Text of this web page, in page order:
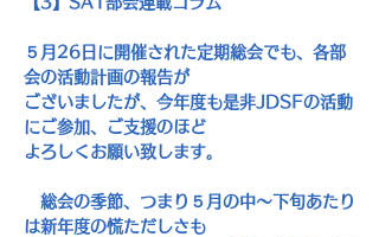
５月 26 日に開催された定期総会でも、各部
会の活動計画の報告が
ございましたが、今年度も是非JDSFの活動
にご参加、ご支援のほど
よろしくお願い致します。
総会の季節、つまり５月の中～下旬あたり
は新年度の慌ただしさも